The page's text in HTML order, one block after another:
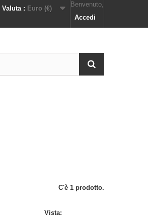
Benvenuto,
Accedi
Valuta : Euro (€)
C'è 1 prodotto.
Vista: